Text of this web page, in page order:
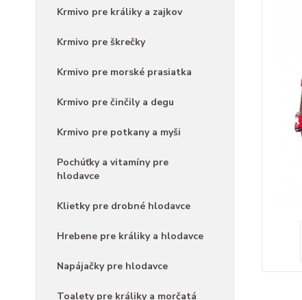
Krmivo pre králiky a zajkov
Krmivo pre škrečky
Krmivo pre morské prasiatka
Krmivo pre činčily a degu
Krmivo pre potkany a myši
Pochúťky a vitamíny pre
hlodavce
Klietky pre drobné hlodavce
Hrebene pre králiky a hlodavce
Napájačky pre hlodavce
Toalety pre králiky a morčatá